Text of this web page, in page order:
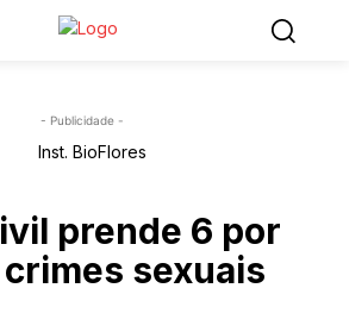
- Publicidade -
prende 6 por
sexuais